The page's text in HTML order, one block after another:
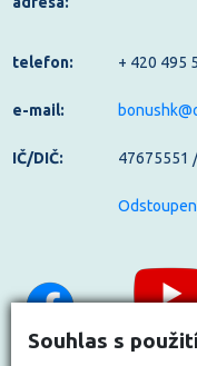
Souhlas s
telefon: + 420 495
e-mail:
IČ/DIČ: 47675551